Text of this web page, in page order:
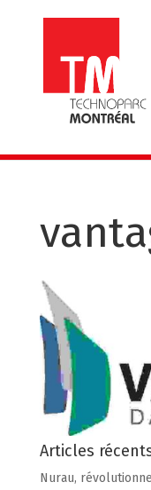
Articles
Nurau,